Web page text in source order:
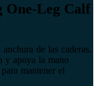
One-Leg Calf
de las caderas.
y apoya la mano
mantener el